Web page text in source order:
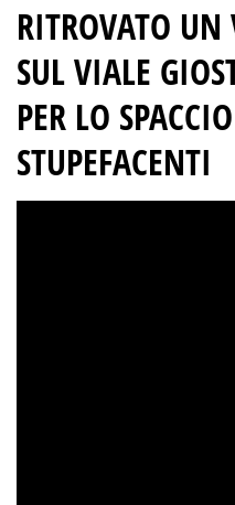
RITROVATO UN
SUL VIALE
PER LO
STUPEFACENTI